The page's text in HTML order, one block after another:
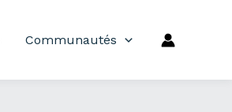
Communautés